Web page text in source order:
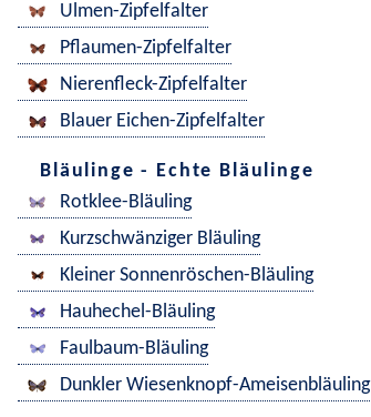
Ulmen-Zipfelfalter
Pflaumen-Zipfelfalter
Nierenfleck-Zipfelfalter
Blauer Eichen-Zipfelfalter
Bläulinge - Echte Bläulinge
Rotklee-Bläuling
Kurzschwänziger Bläuling
Kleiner Sonnenröschen-Bläuling
Hauhechel-Bläuling
Faulbaum-Bläuling
Dunkler Wiesenknopf-Ameisenbläuling